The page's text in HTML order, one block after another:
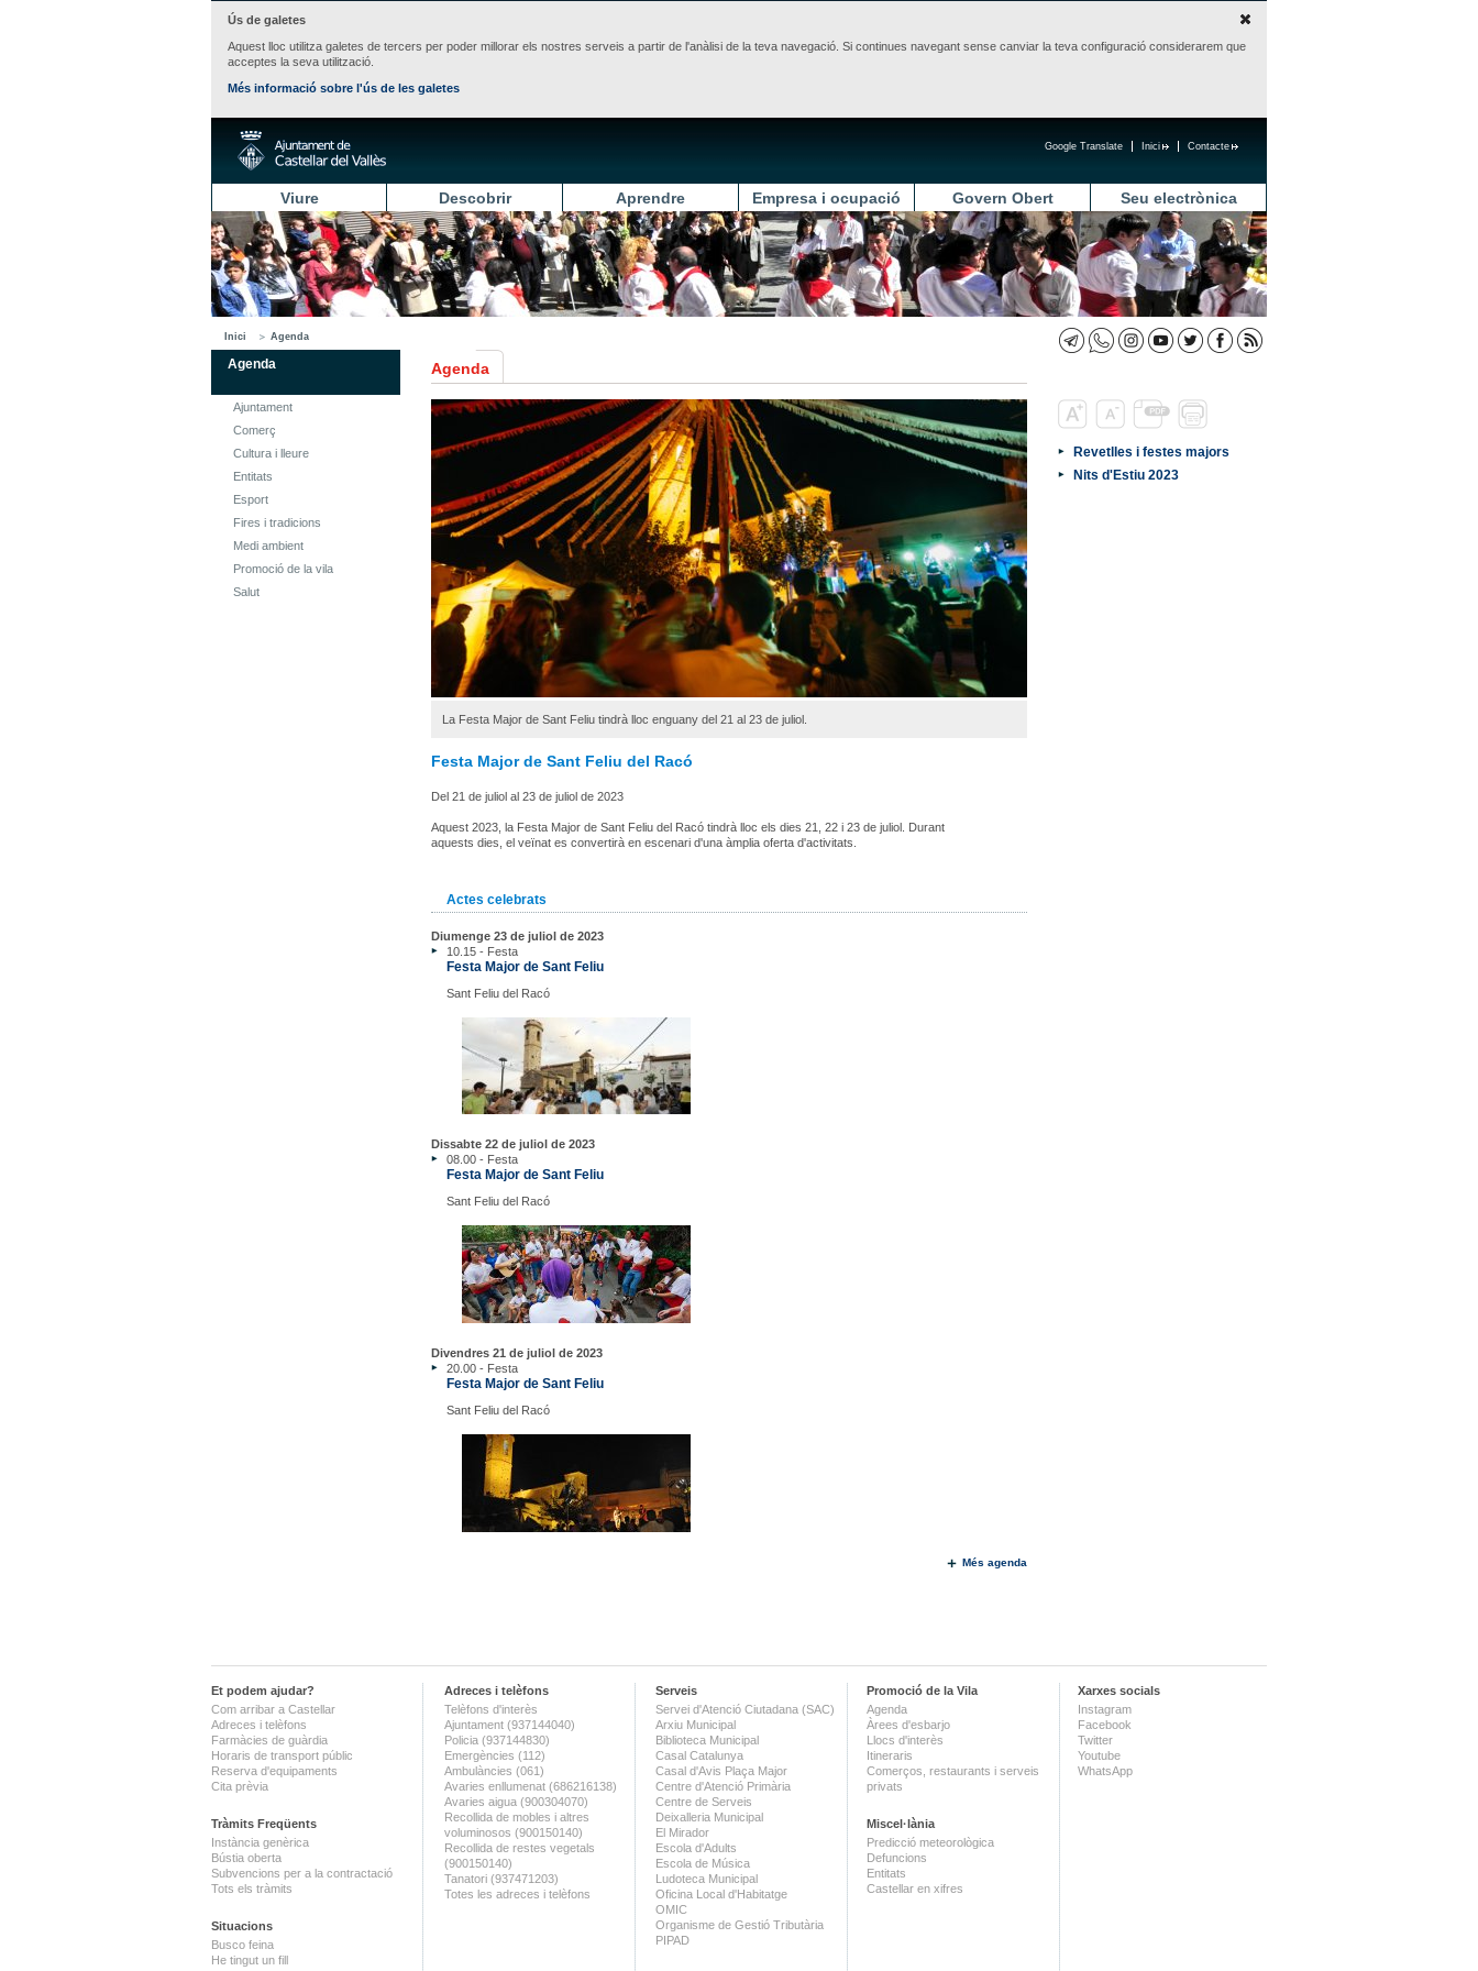
Ús de galetes
Aquest lloc utilitza galetes de tercers per poder millorar els nostres serveis a partir de l'anàlisi de la teva navegació. Si continues navegant sense canviar la teva configuració considerarem que
acceptes la seva utilització.
Més informació sobre l'ús de les galetes
Contacte
Inici
Google Translate
Viure Descobrir Aprendre Empresa i ocupació Govern Obert Seu electrònica
Inici Agenda
Agenda
Ajuntament
Comerç
Cultura i lleure
Entitats
Esport
Fires i tradicions
Medi ambient
Promoció de la vila
Salut
Agenda
La Festa Major de Sant Feliu tindrà lloc enguany del 21 al 23 de juliol.
Festa Major de Sant Feliu del Racó
Del 21 de juliol al 23 de juliol de 2023
Aquest 2023, la Festa Major de Sant Feliu del Racó tindrà lloc els dies 21, 22 i 23 de juliol. Durant
aquests dies, el veïnat es convertirà en escenari d'una àmplia oferta d'activitats.
Actes celebrats
Diumenge 23 de juliol de 2023
10.15 - Festa
Festa Major de Sant Feliu
Sant Feliu del Racó
Dissabte 22 de juliol de 2023
08.00 - Festa
Festa Major de Sant Feliu
Sant Feliu del Racó
Divendres 21 de juliol de 2023
20.00 - Festa
Festa Major de Sant Feliu
Sant Feliu del Racó
Més agenda
Revetlles i festes majors
Nits d'Estiu 2023
Et podem ajudar?
Com arribar a Castellar
Adreces i telèfons
Farmàcies de guàrdia
Horaris de transport públic
Reserva d'equipaments
Cita prèvia
Tràmits Freqüents
Instància genèrica
Bústia oberta
Subvencions per a la contractació
Tots els tràmits
Situacions
Busco feina
He tingut un fill
Adreces i telèfons
Telèfons d'interès
Ajuntament (937144040)
Policia (937144830)
Emergències (112)
Ambulàncies (061)
Avaries enllumenat (686216138)
Avaries aigua (900304070)
Recollida de mobles i altres
voluminosos (900150140)
Recollida de restes vegetals
(900150140)
Tanatori (937471203)
Totes les adreces i telèfons
Serveis
Servei d'Atenció Ciutadana (SAC)
Arxiu Municipal
Biblioteca Municipal
Casal Catalunya
Casal d'Avis Plaça Major
Centre d'Atenció Primària
Centre de Serveis
Deixalleria Municipal
El Mirador
Escola d'Adults
Escola de Música
Ludoteca Municipal
Oficina Local d'Habitatge
OMIC
Organisme de Gestió Tributària
PIPAD
Promoció de la Vila
Agenda
Àrees d'esbarjo
Llocs d'interès
Itineraris
Comerços, restaurants i serveis
privats
Miscel·lània
Predicció meteorològica
Defuncions
Entitats
Castellar en xifres
Xarxes socials
Instagram
Facebook
Twitter
Youtube
WhatsApp